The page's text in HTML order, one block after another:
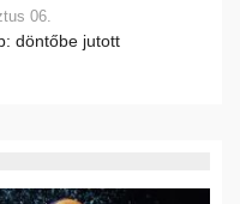
06.
döntőbe jutott